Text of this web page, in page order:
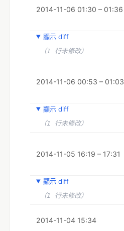
2014-11-06 01:30 – 01:36
顯示 diff
（1 行未修改）
2014-11-06 00:53 – 01:03
顯示 diff
（1 行未修改）
2014-11-05 16:19 – 17:31
顯示 diff
（1 行未修改）
2014-11-04 15:34